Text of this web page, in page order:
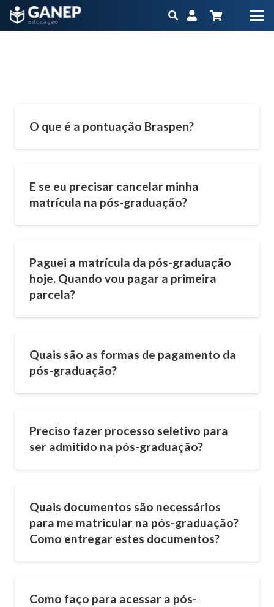
O que é a pontuação Braspen?
E se eu precisar cancelar minha
matrícula na pós-graduação?
Paguei a matrícula da pós-graduação
hoje. Quando vou pagar a primeira
parcela?
Quais são as formas de pagamento da
pós-graduação?
Preciso fazer processo seletivo para
ser admitido na pós-graduação?
Quais documentos são necessários
para me matricular na pós-graduação?
Como entregar estes documentos?
Como faço para acessar a pós-